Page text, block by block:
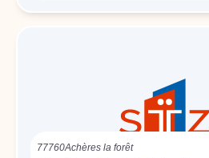
77760Achères la forêt